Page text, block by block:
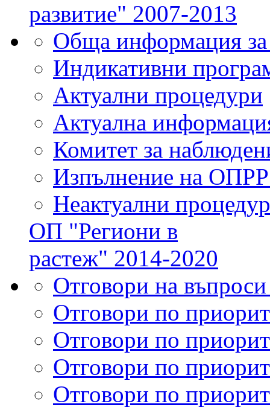
развитие" 2007-2013
Обща информация
Индикативни
Актуални процедури
Актуална
Комитет за
Изпълнение на
Неактуални
ОП "Региони в
растеж" 2014-2020
Отговори на
Отговори по
Отговори по
Отговори по
Отговори по